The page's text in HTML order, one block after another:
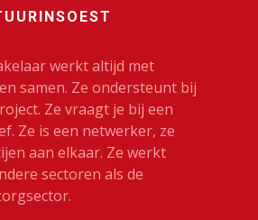
werkt altijd met
samen. Ze ondersteunt bij
Ze vraagt je bij een
Ze is een netwerker, ze
aan elkaar. Ze werkt
sectoren als de